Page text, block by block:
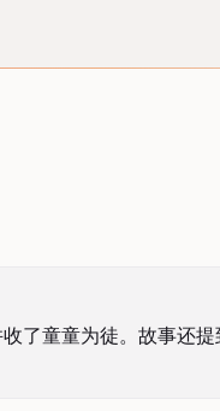
了童童为徒。故事还